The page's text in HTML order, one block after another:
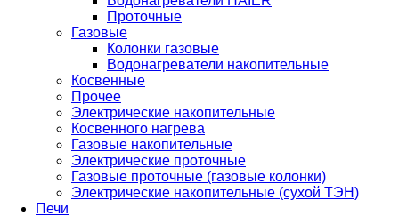
Проточные
Газовые
Колонки газовые
Водонагреватели накопительные
Косвенные
Прочее
Электрические накопительные
Косвенного нагрева
Газовые накопительные
Электрические проточные
Газовые проточные (газовые колонки)
Электрические накопительные (сухой ТЭН)
Печи